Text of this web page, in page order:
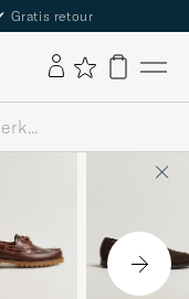
Gratis retour